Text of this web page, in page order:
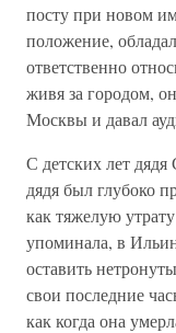
посту при новом
положение,
ответственно
живя за городом,
Москвы и давал
С детских лет
дядя был глубоко
как тяжелую
упоминала, в
оставить
свои последние
как когда она